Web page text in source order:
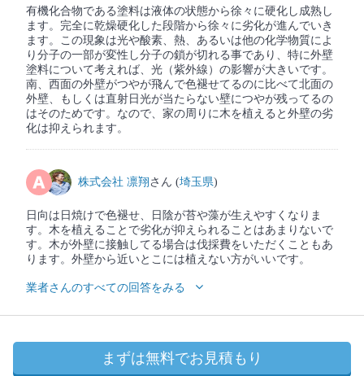
有機化合物である塗料は液体の状態から徐々に硬化し成熟し
ます。完全に乾燥硬化した段階から徐々に劣化が進んでいき
ます。この現象は光や酸素、熱、あるいは他の化学物質によ
り分子の一部が変性し分子の鎖が切れる事であり、特に外壁
塗料について考えれば、光（紫外線）の影響が大きいです。
南、西面の外壁がつやが飛んで色褪せてるのに比べて北面の
外壁、もしくは直射日光が当たらない壁につやが残ってるの
はそのためです。なので、家の周りに木を植えると外壁の劣
化は抑えられます。
株式会社 凛翔 さん (埼玉県)
日向は日焼けで色褪せ、日陰が苔や藻が生えやすくなりま
す。木を植えることで劣化が抑えられることはあまりないで
す。木が外壁に接触してる場合は伐採費をいただくこともあ
ります。外壁から近いとこには植えない方がいいです。
業者さんのすべての回答をみる
まずは無料でお見積もり